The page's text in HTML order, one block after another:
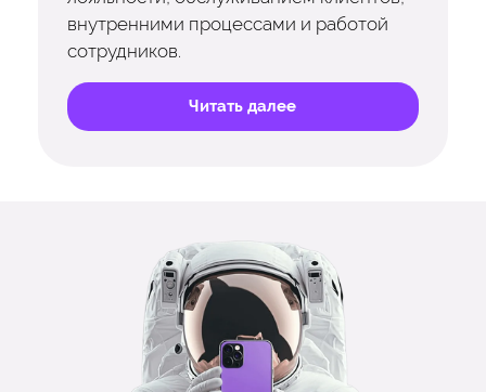
внутренними процессами и работой
сотрудников.
Читать далее